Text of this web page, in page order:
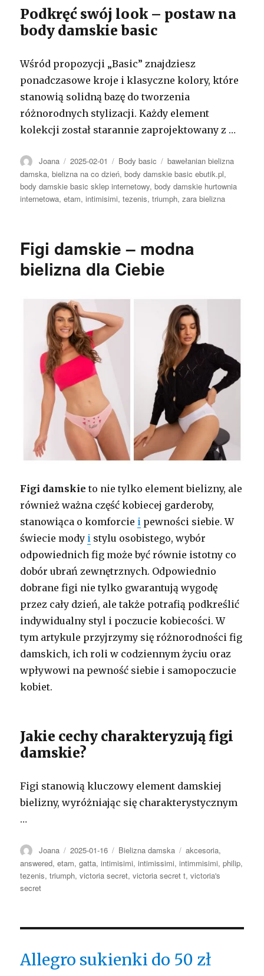
Podkręć swój look – postaw na
body damskie basic
Wśród propozycji „Basic” znajdziesz
ponadczasowe kroje i klasyczne kolory, które
stanowią solidną bazę do tworzenia
różnorodnych stylizacji. Każdy element
kolekcji został starannie zaprojektowany z …
Autor
Joana Opublikowano
2025-02-01 Kategorie
Body basic Tagi
bawełanian bielizna
damska,bielizna na co dzień,body damskie basic ebutik.pl,
body damskie basic sklep internetowy,body damskie hurtownia
internetowa,etam,intimisimi,tezenis,triumph,zara bielizna
Figi damskie – modna
bielizna dla Ciebie
Figi damskie to nie tylko element bielizny, ale
również ważna część kobiecej garderoby,
stanowiąca o komforcie i pewności siebie. W
świecie mody i stylu osobistego, wybór
odpowiednich fig może być równie istotny co
dobór ubrań zewnętrznych. Odpowiednio
dobrane figi nie tylko gwarantują wygodę
przez cały dzień, ale także potrafią podkreślić
indywidualny styl i poczucie kobiecości. W
tym artykule przyjrzymy się różnorodności fig
damskich, ich roli w codziennym życiu oraz
wpływowi na pewność siebie i samopoczucie
kobiet.
Jakie cechy charakteryzują figi
damskie?
Figi stanowią kluczowy element damskiej
bielizny, wyróżniając się charakterystycznym
…
Autor
Joana Opublikowano
2025-01-16 Kategorie
Bielizna damska Tagi
akcesoria,
answered,etam,gatta,intimisimi,intimissimi,intimmisimi,philip,
tezenis,triumph,victoria secret,victoria secret t,victoria's
secret
Allegro sukienki do 50 zł